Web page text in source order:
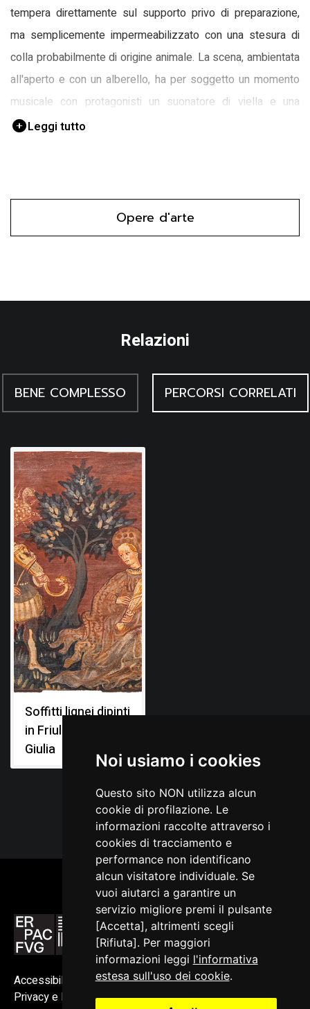
Noi usiamo i cookies
Questo sito NON utilizza alcun
cookie di profilazione. Le
informazioni raccolte attraverso i
cookies di tracciamento e
performance non identificano
alcun visitatore individuale. Se
vuoi aiutarci a garantire un
servizio migliore premi il pulsante
[Accetta], altrimenti scegli
[Rifiuta]. Per maggiori
informazioni leggi l'informativa
estesa sull'uso dei cookie.
tempera direttamente sul supporto privo di preparazione,
ma semplicemente impermeabilizzato con una stesura di
colla probabilmente di origine animale. La scena, ambientata
all'aperto e con un alberello, ha per soggetto un momento
musicale con protagonisti un suonatore di viella e una
suonatrice di ribeca.
Leggi tutto
Opere d'arte
Relazioni
BENE COMPLESSO PERCORSI CORRELATI
Soffitti lignei dipinti
in Friuli Venezia
Giulia
Accessibilità
Privacy e Note legali